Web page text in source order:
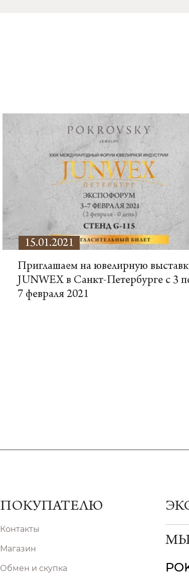
15.01.2021
Приглашаем на ювелирную
JUNWEX в Санкт-Петербурге с 3
7 февраля 2021
ПОКУПАТЕЛЮ
Контакты
Магазин
Обмен и скупка
МЫ